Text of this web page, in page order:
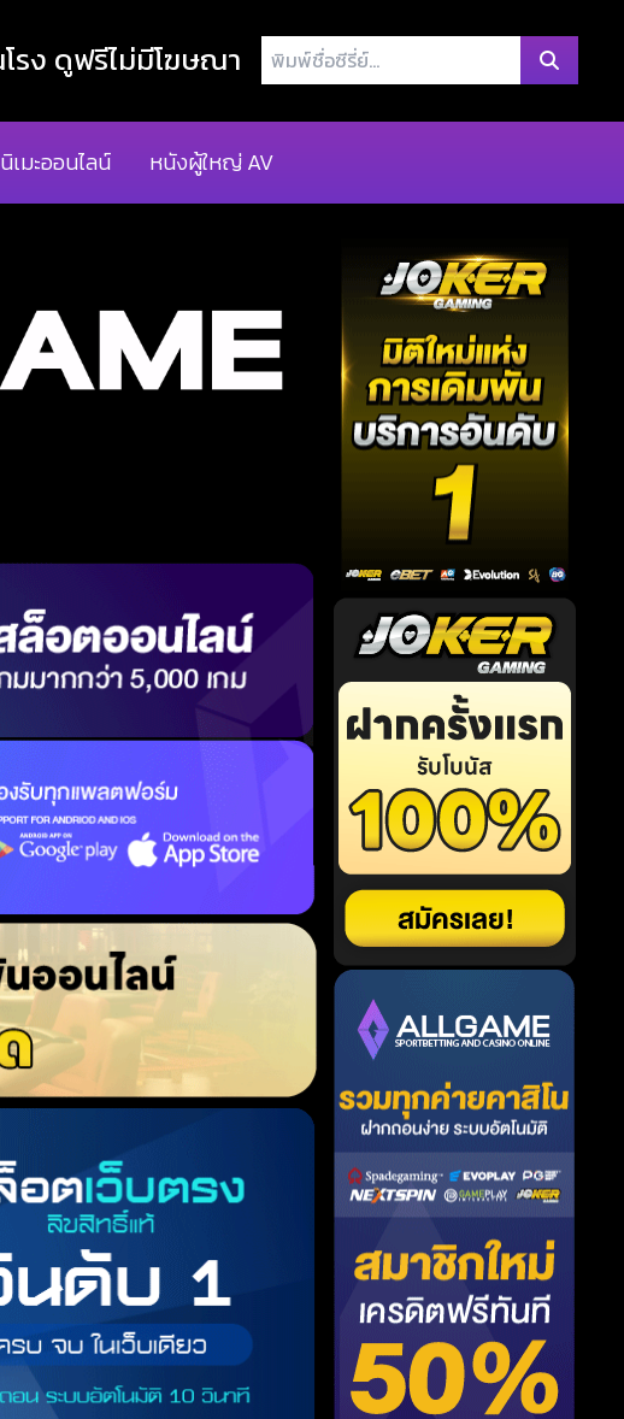
รง ดูฟรีไม่มีโฆษณา
พิมพ์
ชื่อ
ย์...
เมะออนไลน์ หนังผู้ใหญ่ AV